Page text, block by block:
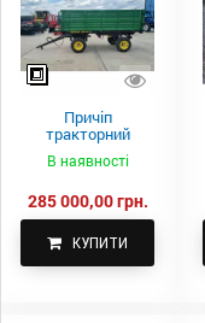
Причіп
тракторний
самоскидний
Spike 2 ПТС-4
В наявності
285 000,00 грн.
КУПИТИ